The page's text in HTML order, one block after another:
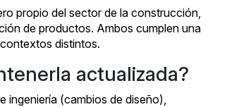
propio del sector de la construcción,
de productos. Ambos cumplen una
distintos.
actualizada?
ingeniería (cambios de diseño),